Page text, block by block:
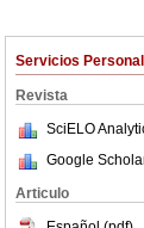
Servicios
Revista
SciELO
Google
Articulo